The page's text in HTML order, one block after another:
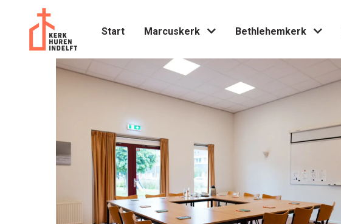
Protestantse Gemeente Delft
Start Marcuskerk Bethlehemkerk